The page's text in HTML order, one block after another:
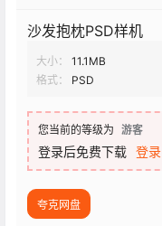
沙发抱枕PSD样机
大小：
11.1MB
格式：
PSD
您当前的等级为 游客
登录后免费下载 登录
夸克网盘